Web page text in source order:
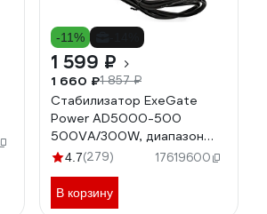
-11%
1 599 ₽
1 660 ₽1 857 ₽
Стабилизатор ExeGate
Power AD5000-500
500VA/300W, диапазон
150-280В, 4 евророзетки
4.7(279) 17619600
В корзину